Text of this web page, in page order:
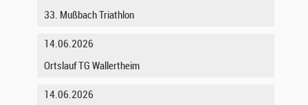
33. Mußbach Triathlon
14.06.2026
Ortslauf TG Wallertheim
14.06.2026